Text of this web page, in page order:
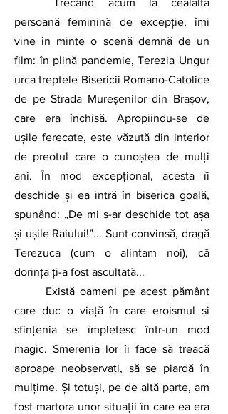
persoană feminină de excepție, îmi
vine în minte o scenă demnă de un
film: în plină pandemie, Terezia Ungur
urca treptele Bisericii Romano-Catolice
de pe Strada Mureșenilor din Brașov,
care era închisă. Apropiindu-se de
ușile ferecate, este văzută din interior
de preotul care o cunoștea de mulți
ani. În mod excepțional, acesta îi
deschide și ea intră în biserica goală,
spunând: „De mi s-ar deschide tot așa
și ușile Raiului!”... Sunt convinsă, dragă
Terezuca (cum o alintam noi), că
dorința ți-a fost ascultată...
care duc o viață în care eroismul și
sfințenia se împletesc într-un mod
magic. Smerenia lor îi face să treacă
aproape neobservați, să se piardă în
mulțime. Și totuși, pe de altă parte, am
fost martora unor situații în care ea era